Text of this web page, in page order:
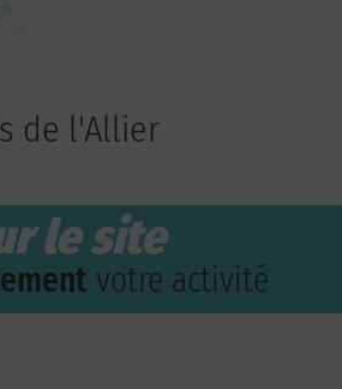
de l'Allier
le site
votre activité